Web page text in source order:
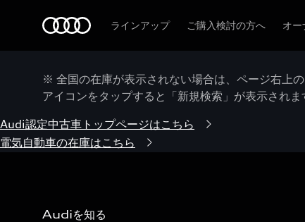
ラインアップ ご購入検討の方へ オー
※ 全国の在庫が表示されない場合は、ページ右上
アイコンをタップすると「新規検索」が表示されま
Audi認定中古車トップページはこちら
電気自動車の在庫はこちら
Audiを知る